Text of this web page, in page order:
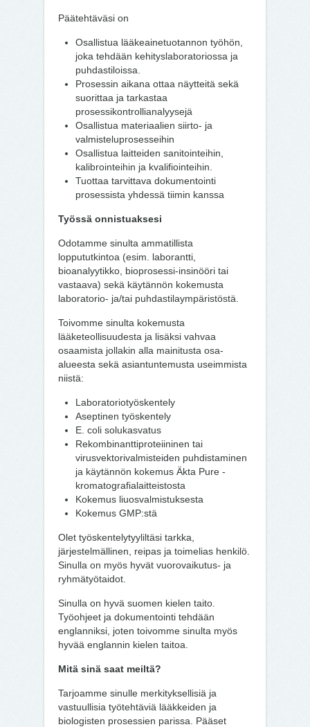
Päätehtäväsi on
Osallistua lääkeainetuotannon työhön,
joka tehdään kehityslaboratoriossa ja
puhdastiloissa.
Prosessin aikana ottaa näytteitä sekä
suorittaa ja tarkastaa
prosessikontrollianalyysejä
Osallistua materiaalien siirto- ja
valmisteluprosesseihin
Osallistua laitteiden sanitointeihin,
kalibrointeihin ja kvalifiointeihin.
Tuottaa tarvittava dokumentointi
prosessista yhdessä tiimin kanssa
Työssä onnistuaksesi
Odotamme sinulta ammatillista
loppututkintoa (esim. laborantti,
bioanalyytikko, bioprosessi-insinööri tai
vastaava) sekä käytännön kokemusta
laboratorio- ja/tai puhdastilaympäristöstä.
Toivomme sinulta kokemusta
lääketeollisuudesta ja lisäksi vahvaa
osaamista jollakin alla mainitusta osa-
alueesta sekä asiantuntemusta useimmista
niistä:
Laboratoriotyöskentely
Aseptinen työskentely
E. coli solukasvatus
Rekombinanttiproteiininen tai
virusvektorivalmisteiden puhdistaminen
ja käytännön kokemus Äkta Pure -
kromatografialaitteistosta
Kokemus liuosvalmistuksesta
Kokemus GMP:stä
Olet työskentelytyyliltäsi tarkka,
järjestelmällinen, reipas ja toimelias henkilö.
Sinulla on myös hyvät vuorovaikutus- ja
ryhmätyötaidot.
Sinulla on hyvä suomen kielen taito.
Työohjeet ja dokumentointi tehdään
englanniksi, joten toivomme sinulta myös
hyvää englannin kielen taitoa.
Mitä sinä saat meiltä?
Tarjoamme sinulle merkityksellisiä ja
vastuullisia työtehtäviä lääkkeiden ja
biologisten prosessien parissa. Pääset